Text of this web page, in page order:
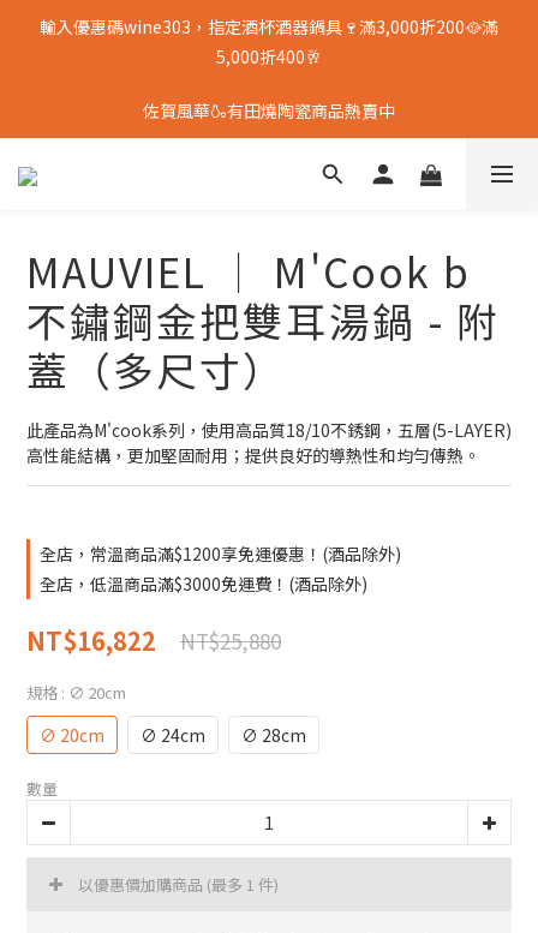
輸入優惠碼wine303，指定酒杯酒器鍋具🍷滿3,000折200🥘滿
5,000折400🥂
佐賀風華🍶有田燒陶瓷商品熱賣中
MAUVIEL │ M'Cook b
不鏽鋼金把雙耳湯鍋 - 附
蓋（多尺寸）
此產品為M'cook系列，使用高品質18/10不銹鋼，五層(5-LAYER)
高性能結構，更加堅固耐用；提供良好的導熱性和均勻傳熱。
全店，常溫商品滿$1200享免運優惠！(酒品除外)
全店，低溫商品滿$3000免運費！(酒品除外)
NT$25,880
NT$16,822
規格 : ∅ 20cm
∅ 20cm ∅ 24cm ∅ 28cm
數量
以優惠價加購商品 (最多 1 件)